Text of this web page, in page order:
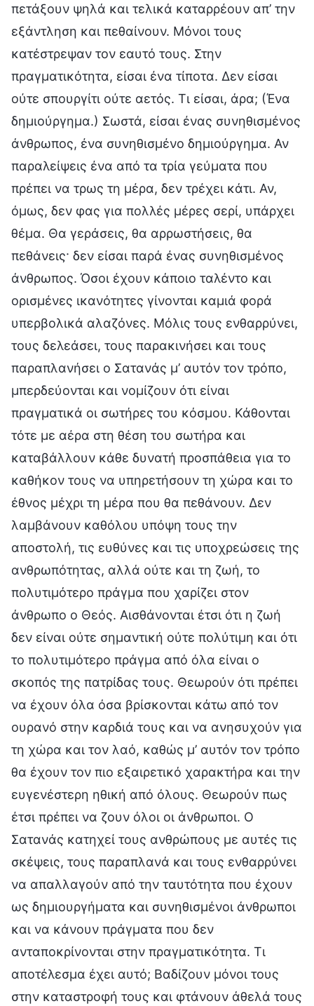
πετάξουν ψηλά και τελικά καταρρέουν απ’ την
εξάντληση και πεθαίνουν. Μόνοι τους
κατέστρεψαν τον εαυτό τους. Στην
πραγματικότητα, είσαι ένα τίποτα. Δεν είσαι
ούτε σπουργίτι ούτε αετός. Τι είσαι, άρα; (Ένα
δημιούργημα.) Σωστά, είσαι ένας συνηθισμένος
άνθρωπος, ένα συνηθισμένο δημιούργημα. Αν
παραλείψεις ένα από τα τρία γεύματα που
πρέπει να τρως τη μέρα, δεν τρέχει κάτι. Αν,
όμως, δεν φας για πολλές μέρες σερί, υπάρχει
θέμα. Θα γεράσεις, θα αρρωστήσεις, θα
πεθάνεις· δεν είσαι παρά ένας συνηθισμένος
άνθρωπος. Όσοι έχουν κάποιο ταλέντο και
ορισμένες ικανότητες γίνονται καμιά φορά
υπερβολικά αλαζόνες. Μόλις τους ενθαρρύνει,
τους δελεάσει, τους παρακινήσει και τους
παραπλανήσει ο Σατανάς μ’ αυτόν τον τρόπο,
μπερδεύονται και νομίζουν ότι είναι
πραγματικά οι σωτήρες του κόσμου. Κάθονται
τότε με αέρα στη θέση του σωτήρα και
καταβάλλουν κάθε δυνατή προσπάθεια για το
καθήκον τους να υπηρετήσουν τη χώρα και το
έθνος μέχρι τη μέρα που θα πεθάνουν. Δεν
λαμβάνουν καθόλου υπόψη τους την
αποστολή, τις ευθύνες και τις υποχρεώσεις της
ανθρωπότητας, αλλά ούτε και τη ζωή, το
πολυτιμότερο πράγμα που χαρίζει στον
άνθρωπο ο Θεός. Αισθάνονται έτσι ότι η ζωή
δεν είναι ούτε σημαντική ούτε πολύτιμη και ότι
το πολυτιμότερο πράγμα από όλα είναι ο
σκοπός της πατρίδας τους. Θεωρούν ότι πρέπει
να έχουν όλα όσα βρίσκονται κάτω από τον
ουρανό στην καρδιά τους και να ανησυχούν για
τη χώρα και τον λαό, καθώς μ’ αυτόν τον τρόπο
θα έχουν τον πιο εξαιρετικό χαρακτήρα και την
ευγενέστερη ηθική από όλους. Θεωρούν πως
έτσι πρέπει να ζουν όλοι οι άνθρωποι. Ο
Σατανάς κατηχεί τους ανθρώπους με αυτές τις
σκέψεις, τους παραπλανά και τους ενθαρρύνει
να απαλλαγούν από την ταυτότητα που έχουν
ως δημιουργήματα και συνηθισμένοι άνθρωποι
και να κάνουν πράγματα που δεν
ανταποκρίνονται στην πραγματικότητα. Τι
αποτέλεσμα έχει αυτό; Βαδίζουν μόνοι τους
στην καταστροφή τους και φτάνουν άθελά τους